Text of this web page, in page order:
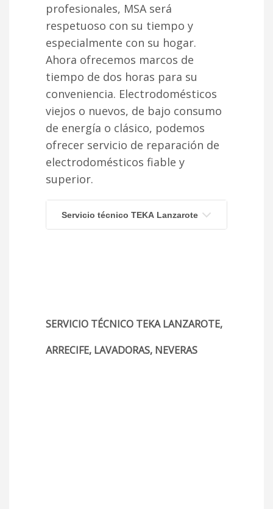
profesionales, MSA será
respetuoso con su tiempo y
especialmente con su hogar.
Ahora ofrecemos marcos de
tiempo de dos horas para su
conveniencia. Electrodomésticos
viejos o nuevos, de bajo consumo
de energía o clásico, podemos
ofrecer servicio de reparación de
electrodomésticos fiable y
superior.
Servicio técnico TEKA Lanzarote
SERVICIO TÉCNICO TEKA LANZAROTE,
ARRECIFE, LAVADORAS, NEVERAS